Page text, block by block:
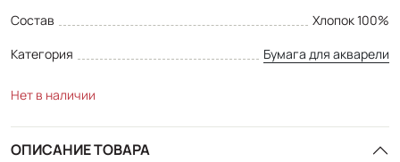
Состав
Хлопок 100%
Категория
Бумага для акварели
Нет в наличии
ОПИСАНИЕ ТОВАРА